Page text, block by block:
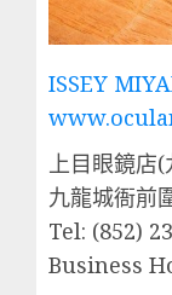
ISSEY
上目眼鏡店(
九龍城衙前
Tel: (852)
Business